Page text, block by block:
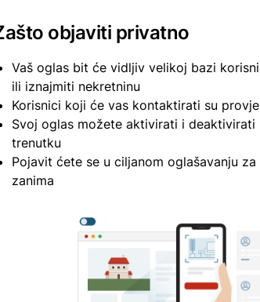
objaviti privatno
Vaš oglas bit će vidljiv velikoj bazi
ili iznajmiti nekretninu
Korisnici koji će vas kontaktirati su
Svoj oglas možete aktivirati i deaktivirati
trenutku
Pojavit ćete se u ciljanom oglašavanju
zanima